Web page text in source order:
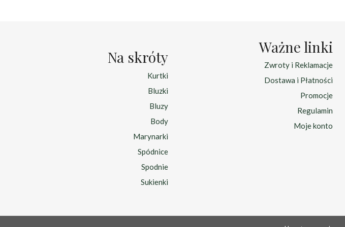
Na skróty
Kurtki
Bluzki
Bluzy
Body
Marynarki
Spódnice
Spodnie
Sukienki
Ważne linki
Zwroty i Reklamacje
Dostawa i Płatności
Promocje
Regulamin
Moje konto